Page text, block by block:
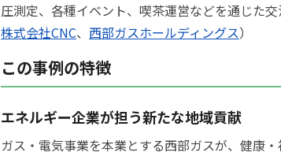
圧測定、各種イベント、喫茶運営などを通じた
株式会社CNC、 西部ガスホールディングス）
この事例の特徴
エネルギー企業が担う新たな地域貢献
ガス・電気事業を本業とする西部ガスが、健康